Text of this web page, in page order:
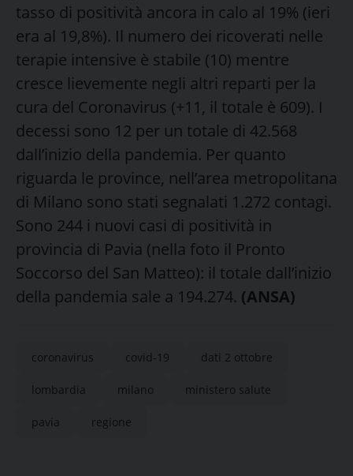
tasso di positività ancora in calo al 19% (ieri
era al 19,8%). Il numero dei ricoverati nelle
terapie intensive è stabile (10) mentre
cresce lievemente negli altri reparti per la
cura del Coronavirus (+11, il totale è 609). I
decessi sono 12 per un totale di 42.568
dall’inizio della pandemia. Per quanto
riguarda le province, nell’area metropolitana
di Milano sono stati segnalati 1.272 contagi.
Sono 244 i nuovi casi di positività in
provincia di Pavia (nella foto il Pronto
Soccorso del San Matteo): il totale dall’inizio
della pandemia sale a 194.274. (ANSA)
coronavirus covid-19 dati 2 ottobre
lombardia milano ministero salute
pavia regione